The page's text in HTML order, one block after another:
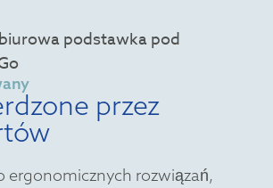
przez
ergonomicznych rozwiązań,